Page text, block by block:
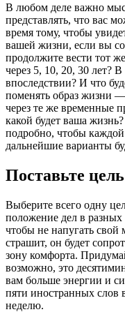
В любом деле важно
представлять, что вас
время тому, чтобы
вашей жизни, если вы
продолжите вести тот
через 5, 10, 20, 30 лет?
впоследствии? И что
поменять образ жизни —
через те же временные
какой будет ваша
подробно, чтобы каждой
дальнейшие варианты
Поставьте цель
Выберите всего одну
положение дел в
чтобы не напугать
страшит, он будет
зону комфорта.
возможно, это
вам больше энергии и
пяти иностранных слов
неделю.